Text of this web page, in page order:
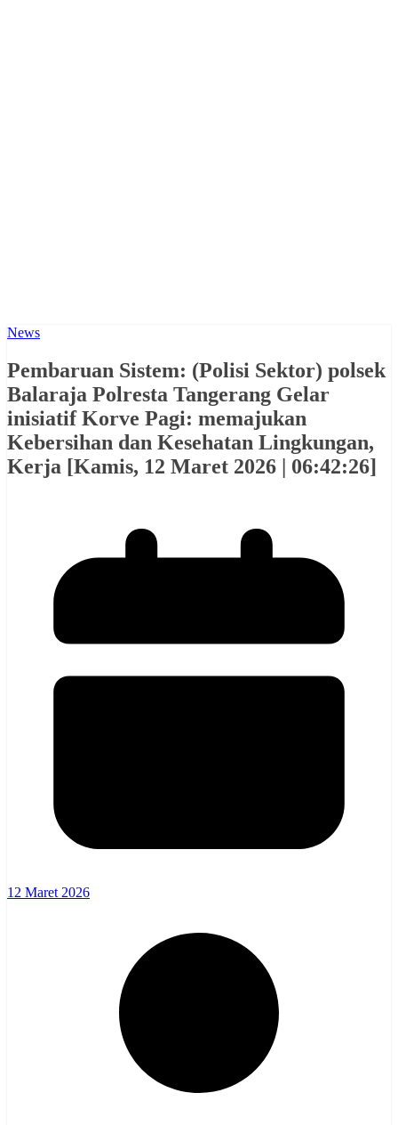
News
Pembaruan Sistem: (Polisi Sektor) polsek
Balaraja Polresta Tangerang Gelar
inisiatif Korve Pagi: memajukan
Kebersihan dan Kesehatan Lingkungan,
Kerja [Kamis, 12 Maret 2026 | 06:42:26]
12 Maret 2026